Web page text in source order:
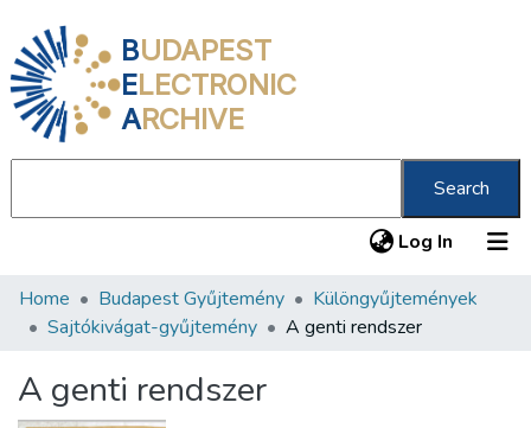
BUDAPEST
ELECTRONIC
ARCHIVE
Search
Log In (current)
Communities & Collections
Statistics
Home Budapest Gyűjtemény
Különgyűjtemények
Sajtókivágat-gyűjtemény
A genti rendszer
A genti rendszer